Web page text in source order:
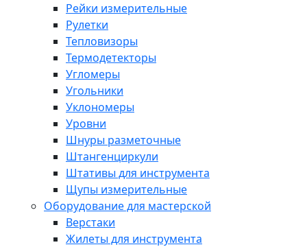
Рейки измерительные
Рулетки
Тепловизоры
Термодетекторы
Угломеры
Угольники
Уклономеры
Уровни
Шнуры разметочные
Штангенциркули
Штативы для инструмента
Щупы измерительные
Оборудование для мастерской
Верстаки
Жилеты для инструмента